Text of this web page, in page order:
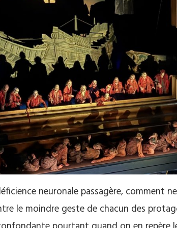
neuronale passagère, comment
le moindre geste de chacun des